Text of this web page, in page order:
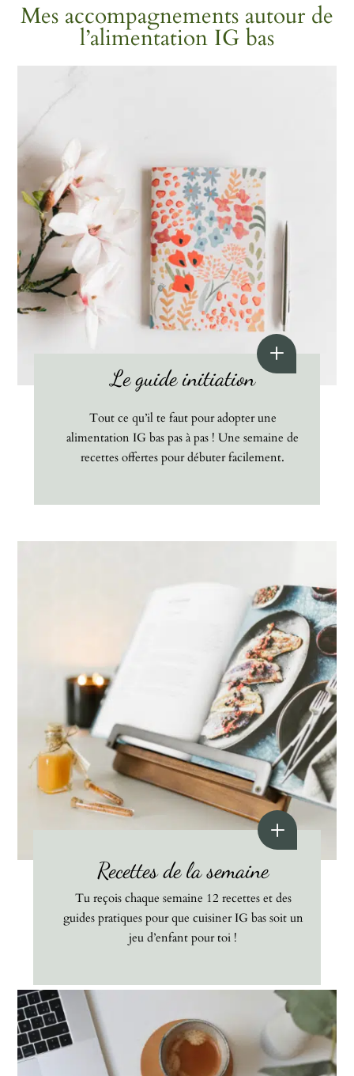
Mes accompagnements autour de
l’alimentation IG bas
Le guide initiation
Tout ce qu’il te faut pour adopter une
alimentation IG bas pas à pas ! Une semaine de
recettes offertes pour débuter facilement.
Recettes de la semaine
Tu reçois chaque semaine 12 recettes et des
guides pratiques pour que cuisiner IG bas soit un
jeu d’enfant pour toi !